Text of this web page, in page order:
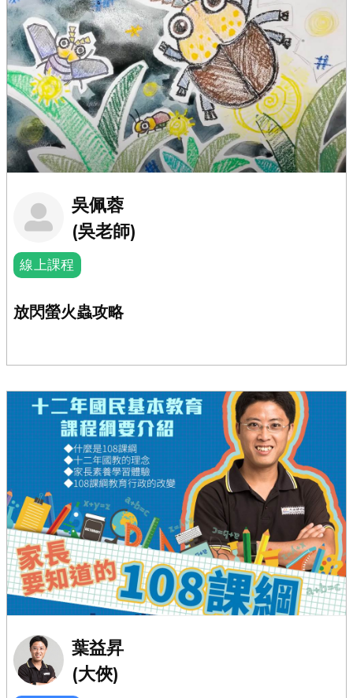
吳佩蓉
(吳老師)
線上課程
放閃螢火蟲攻略
葉益昇
(大俠)